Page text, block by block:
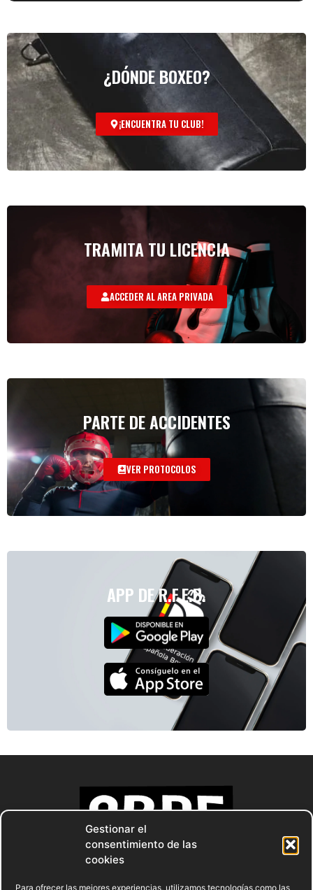
Gestionar el
consentimiento de las
cookies
Para ofrecer las mejores experiencias, utilizamos tecnologías como las
¿DÓNDE BOXEO?
¡ENCUENTRA TU CLUB!
TRAMITA TU LICENCIA
ACCEDER AL AREA PRIVADA
PARTE DE ACCIDENTES
VER PROTOCOLOS
APP DE R.F.E.B.